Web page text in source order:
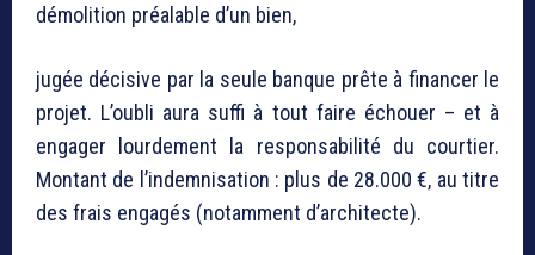
démolition préalable d’un bien,
jugée décisive par la seule banque prête à financer le
projet. L’oubli aura suffi à tout faire échouer – et à
engager lourdement la responsabilité du courtier.
Montant de l’indemnisation : plus de 28.000 €, au titre
des frais engagés (notamment d’architecte).